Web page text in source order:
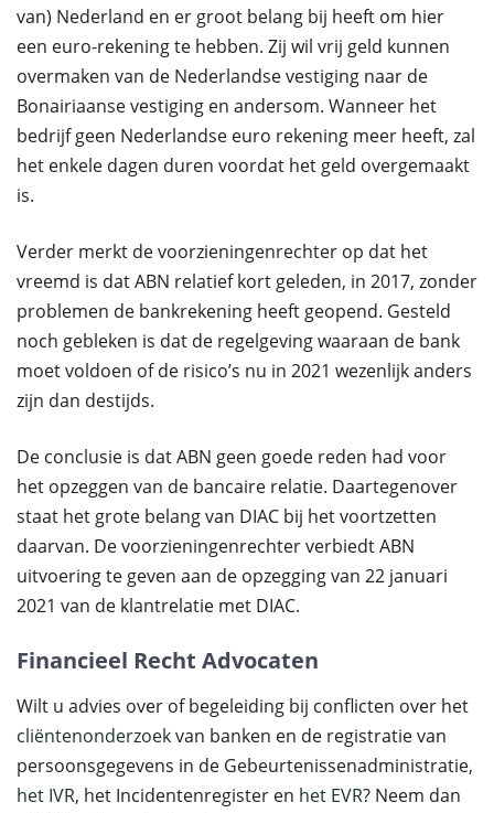
van) Nederland en er groot belang bij heeft om hier
een euro-rekening te hebben. Zij wil vrij geld kunnen
overmaken van de Nederlandse vestiging naar de
Bonairiaanse vestiging en andersom. Wanneer het
bedrijf geen Nederlandse euro rekening meer heeft, zal
het enkele dagen duren voordat het geld overgemaakt
is.
Verder merkt de voorzieningenrechter op dat het
vreemd is dat ABN relatief kort geleden, in 2017, zonder
problemen de bankrekening heeft geopend. Gesteld
noch gebleken is dat de regelgeving waaraan de bank
moet voldoen of de risico’s nu in 2021 wezenlijk anders
zijn dan destijds.
De conclusie is dat ABN geen goede reden had voor
het opzeggen van de bancaire relatie. Daartegenover
staat het grote belang van DIAC bij het voortzetten
daarvan. De voorzieningenrechter verbiedt ABN
uitvoering te geven aan de opzegging van 22 januari
2021 van de klantrelatie met DIAC.
Financieel Recht Advocaten
Wilt u advies over of begeleiding bij conflicten over het
cliëntenonderzoekvan banken en de registratie van
persoonsgegevens in de Gebeurtenissenadministratie,
het IVR, het Incidentenregister en het EVR? Neem dan